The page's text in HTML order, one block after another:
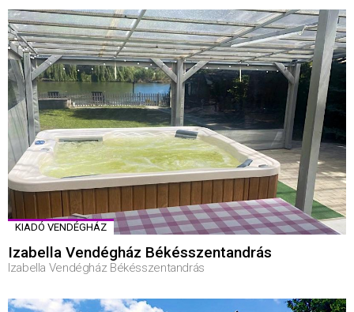
KIADÓ VENDÉGHÁZ
Izabella Vendégház Békésszentandrás
Izabella Vendégház Békésszentandrás